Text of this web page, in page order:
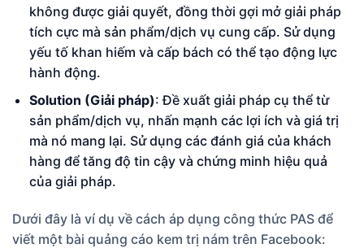
không được giải quyết, đồng thời gợi mở giải pháp
tích cực mà sản phẩm/dịch vụ cung cấp. Sử dụng
yếu tố khan hiếm và cấp bách có thể tạo động lực
hành động.
Solution (Giải pháp): Đề xuất giải pháp cụ thể từ
sản phẩm/dịch vụ, nhấn mạnh các lợi ích và giá trị
mà nó mang lại. Sử dụng các đánh giá của khách
hàng để tăng độ tin cậy và chứng minh hiệu quả
của giải pháp.
Dưới đây là ví dụ về cách áp dụng công thức PAS để
viết một bài quảng cáo kem trị nám trên Facebook: